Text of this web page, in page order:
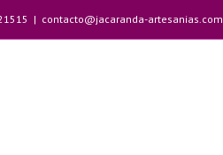
| contacto@jacaranda-artesanias.com